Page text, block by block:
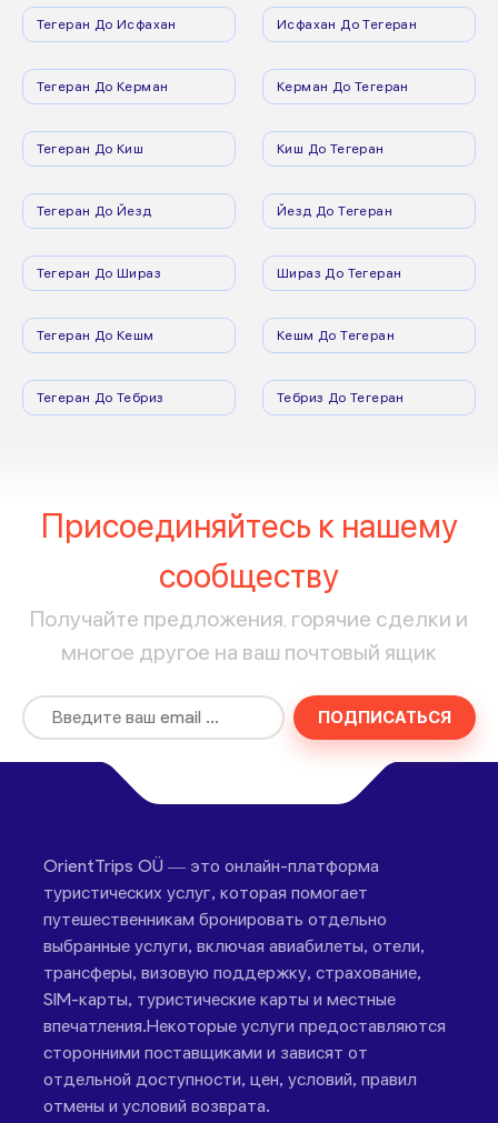
Тегеран До Исфахан Исфахан До Тегеран
Тегеран До Керман Керман До Тегеран
Тегеран До Киш Киш До Тегеран
Тегеран До Йезд Йезд До Тегеран
Тегеран До Шираз Шираз До Тегеран
Тегеран До Кешм Кешм До Тегеран
Тегеран До Тебриз Тебриз До Тегеран
Присоединяйтесь к нашему
сообществу
Получайте предложения, горячие сделки и
многое другое на ваш почтовый ящик
ПОДПИСАТЬСЯ
OrientTrips OÜ — это онлайн-платформа
туристических услуг, которая помогает
путешественникам бронировать отдельно
выбранные услуги, включая авиабилеты, отели,
трансферы, визовую поддержку, страхование,
SIM-карты, туристические карты и местные
впечатления.Некоторые услуги предоставляются
сторонними поставщиками и зависят от
отдельной доступности, цен, условий, правил
отмены и условий возврата.